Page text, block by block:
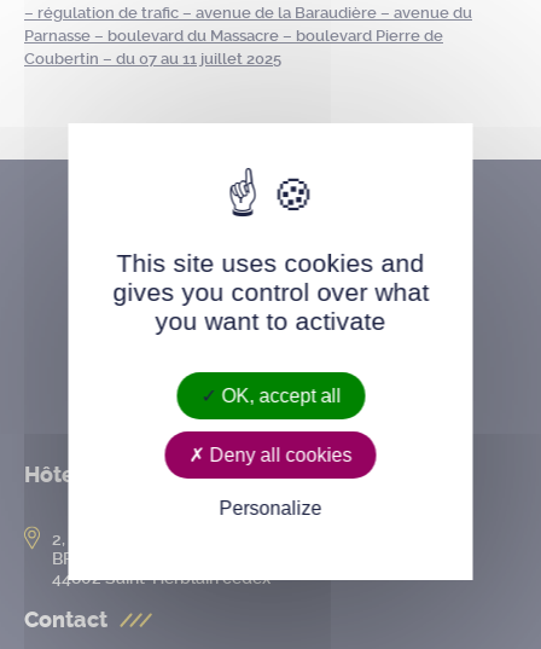
– régulation de trafic – avenue de la Baraudière – avenue du
Parnasse – boulevard du Massacre – boulevard Pierre de
Coubertin – du 07 au 11 juillet 2025
Hôtel de ville
2, rue de l’Hôtel-de-Ville
BP 50167
44802 Saint-Herblain cedex
Contact
This site uses cookies and
gives you control over what
you want to activate
OK, accept all
Deny all cookies
Personalize